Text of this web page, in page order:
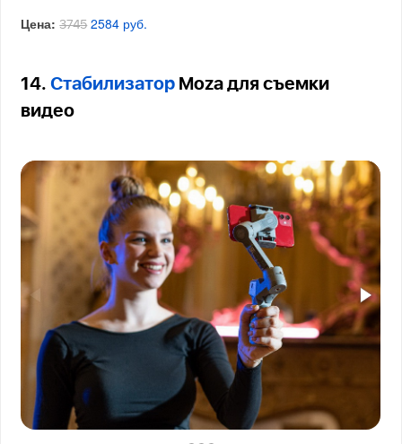
Цена: 3745 2584 руб.
14.Стабилизатор Moza для съемки
видео